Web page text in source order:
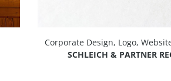
Corporate Design, Logo,
SCHLEICH & PARTNER